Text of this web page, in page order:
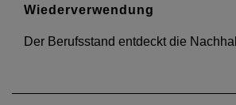
Wiederverwendung
Der Berufsstand entdeckt die